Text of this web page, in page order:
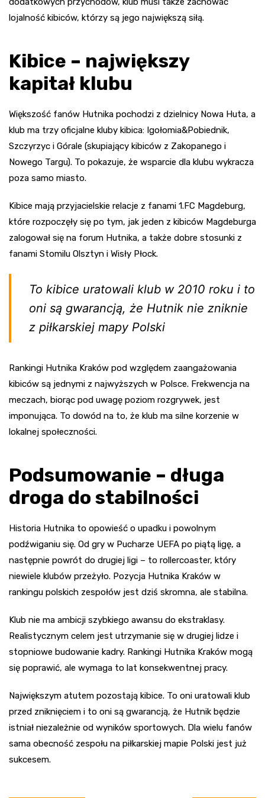
lojalność kibiców, którzy są jego największą siłą.
Kibice – największy
kapitał klubu
Większość fanów Hutnika pochodzi z dzielnicy Nowa Huta, a
klub ma trzy oficjalne kluby kibica: Igołomia&Pobiednik,
Szczyrzyc i Górale (skupiający kibiców z Zakopanego i
Nowego Targu). To pokazuje, że wsparcie dla klubu wykracza
poza samo miasto.
Kibice mają przyjacielskie relacje z fanami 1.FC Magdeburg,
które rozpoczęły się po tym, jak jeden z kibiców Magdeburga
zalogował się na forum Hutnika, a także dobre stosunki z
fanami Stomilu Olsztyn i Wisły Płock.
To kibice uratowali klub w 2010 roku i to
oni są gwarancją, że Hutnik nie zniknie
z piłkarskiej mapy Polski
Rankingi Hutnika Kraków pod względem zaangażowania
kibiców są jednymi z najwyższych w Polsce. Frekwencja na
meczach, biorąc pod uwagę poziom rozgrywek, jest
imponująca. To dowód na to, że klub ma silne korzenie w
lokalnej społeczności.
Podsumowanie – długa
droga do stabilności
Historia Hutnika to opowieść o upadku i powolnym
podźwiganiu się. Od gry w Pucharze UEFA po piątą ligę, a
następnie powrót do drugiej ligi – to rollercoaster, który
niewiele klubów przeżyło. Pozycja Hutnika Kraków w
rankingu polskich zespołów jest dziś skromna, ale stabilna.
Klub nie ma ambicji szybkiego awansu do ekstraklasy.
Realistycznym celem jest utrzymanie się w drugiej lidze i
stopniowe budowanie kadry. Rankingi Hutnika Kraków mogą
się poprawić, ale wymaga to lat konsekwentnej pracy.
Największym atutem pozostają kibice. To oni uratowali klub
przed zniknięciem i to oni są gwarancją, że Hutnik będzie
istniał niezależnie od wyników sportowych. Dla wielu fanów
sama obecność zespołu na piłkarskiej mapie Polski jest już
sukcesem.